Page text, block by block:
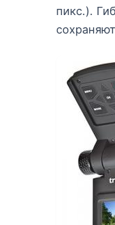
пикс.).